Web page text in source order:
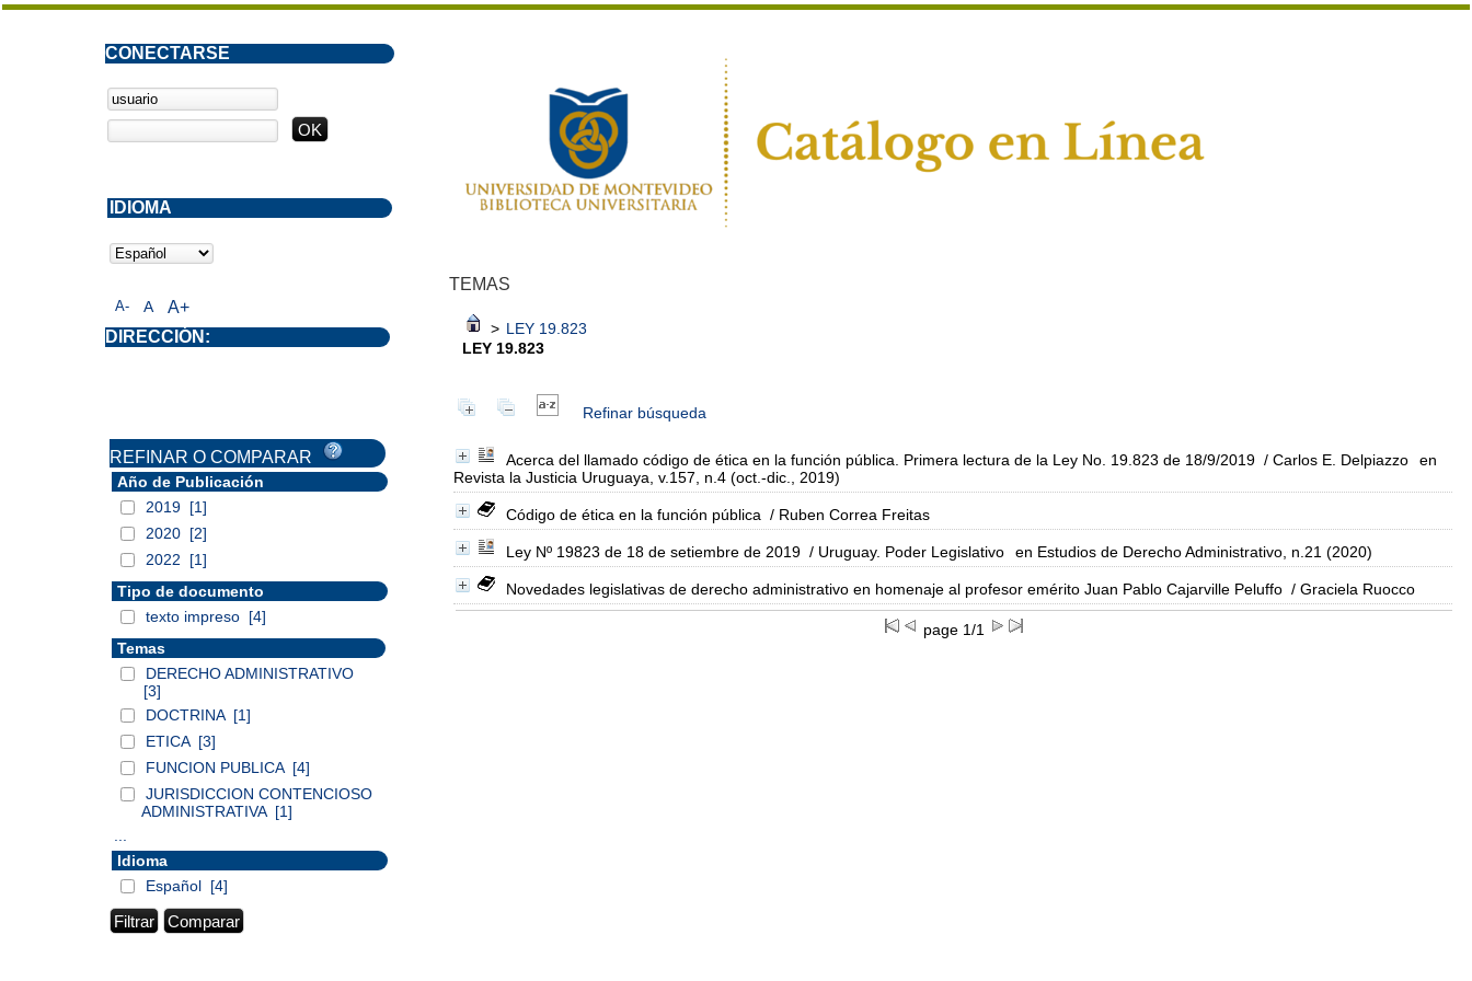
TEMAS
> LEY 19.823
LEY 19.823
Refinar búsqueda
Acerca del llamado código de ética en la función pública. Primera lectura de la Ley No. 19.823 de 18/9/2019 / Carlos E. Delpiazzo
en
Revista la Justicia Uruguaya, v.157, n.4 (oct.-dic., 2019)
Código de ética en la función pública / Ruben Correa Freitas
Ley Nº 19823 de 18 de setiembre de 2019 / Uruguay. Poder Legislativo en Estudios de Derecho Administrativo, n.21 (2020)
Novedades legislativas de derecho administrativo en homenaje al profesor emérito Juan Pablo Cajarville Peluffo / Graciela Ruocco
page 1/1
A- A A+
CONECTARSE
DIRECCIÓN:
IDIOMA
REFINAR O COMPARAR
Año de Publicación
2019 [1]
2020 [2]
2022
[1]
Tipo de documento
texto impreso [4]
Temas
DERECHO ADMINISTRATIVO
[3]
DOCTRINA [1]
ETICA [3]
FUNCION PUBLICA [4]
JURISDICCION CONTENCIOSO
ADMINISTRATIVA [1]
Idioma
Español [4]